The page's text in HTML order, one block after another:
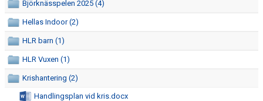
DOKUMENT
FÖR TRÄNARE
RESULTAT - STATISTIK
Björknässpelen 2025 (4)
Hellas Indoor (2)
HLR barn (1)
HLR Vuxen (1)
Krishantering (2)
Handlingsplan vid kris.docx